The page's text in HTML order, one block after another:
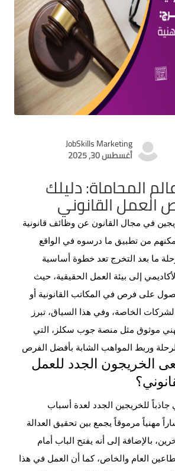
JobSkills Marketing
أغسطس 30, 2025
المحاماة: دليلك
العمل القانوني
في مجال القانون عن وظائف قانونية
من تطبيق ما درسوه في الواقع
ما بعد التخرج تعد خطوة أساسية
إلى بيئة العمل الحقيقية، حيث
على فرص في المكاتب القانونية أو
الخاصة، وفي هذا السياق، تبرز
موثوق مثل منصة جوب سكلز، التي
وربط المواهب الشابة بأفضل الفرص
الخريجون الجدد للعمل
جاذباً للخريجين الجدد لعدة أسباب
مهنياً مرموقاً يجمع بين تحقيق العدالة
بالإضافة إلى أنه يفتح الباب أمام
العام والخاص، كما أن العمل في هذا